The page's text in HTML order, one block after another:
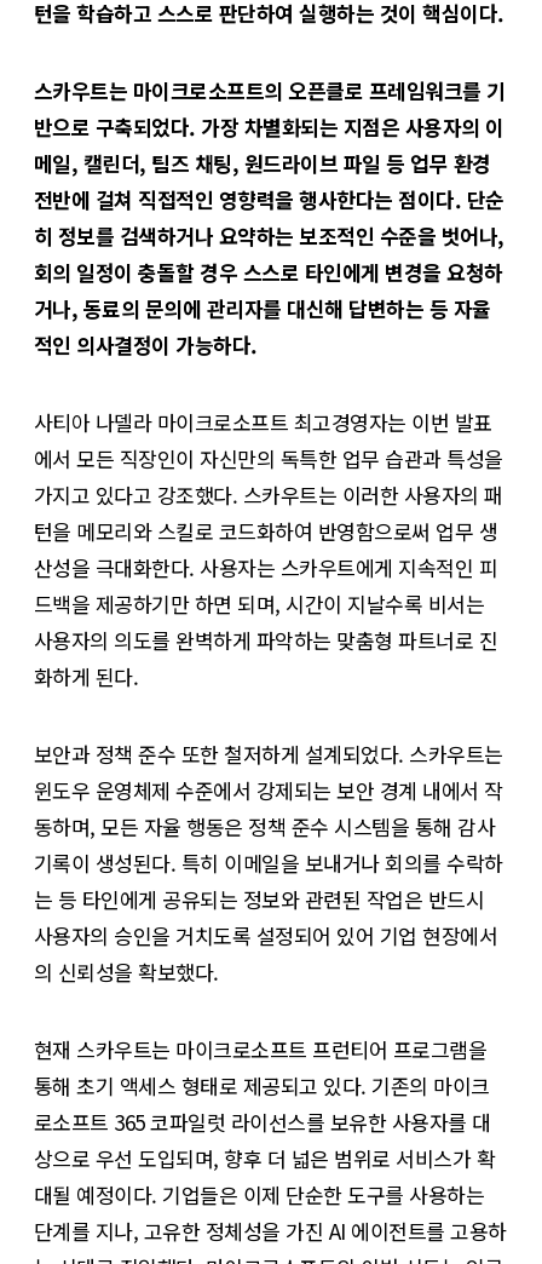
턴을 학습하고 스스로 판단하여 실행하는 것이 핵심이다.
스카우트는 마이크로소프트의 오픈클로 프레임워크를 기
반으로 구축되었다. 가장 차별화되는 지점은 사용자의 이
메일, 캘린더, 팀즈 채팅, 원드라이브 파일 등 업무 환경
전반에 걸쳐 직접적인 영향력을 행사한다는 점이다. 단순
히 정보를 검색하거나 요약하는 보조적인 수준을 벗어나,
회의 일정이 충돌할 경우 스스로 타인에게 변경을 요청하
거나, 동료의 문의에 관리자를 대신해 답변하는 등 자율
적인 의사결정이 가능하다.
사티아 나델라 마이크로소프트 최고경영자는 이번 발표
에서 모든 직장인이 자신만의 독특한 업무 습관과 특성을
가지고 있다고 강조했다. 스카우트는 이러한 사용자의 패
턴을 메모리와 스킬로 코드화하여 반영함으로써 업무 생
산성을 극대화한다. 사용자는 스카우트에게 지속적인 피
드백을 제공하기만 하면 되며, 시간이 지날수록 비서는
사용자의 의도를 완벽하게 파악하는 맞춤형 파트너로 진
화하게 된다.
보안과 정책 준수 또한 철저하게 설계되었다. 스카우트는
윈도우 운영체제 수준에서 강제되는 보안 경계 내에서 작
동하며, 모든 자율 행동은 정책 준수 시스템을 통해 감사
기록이 생성된다. 특히 이메일을 보내거나 회의를 수락하
는 등 타인에게 공유되는 정보와 관련된 작업은 반드시
사용자의 승인을 거치도록 설정되어 있어 기업 현장에서
의 신뢰성을 확보했다.
현재 스카우트는 마이크로소프트 프런티어 프로그램을
통해 초기 액세스 형태로 제공되고 있다. 기존의 마이크
로소프트 365 코파일럿 라이선스를 보유한 사용자를 대
상으로 우선 도입되며, 향후 더 넓은 범위로 서비스가 확
대될 예정이다. 기업들은 이제 단순한 도구를 사용하는
단계를 지나, 고유한 정체성을 가진 AI 에이전트를 고용하